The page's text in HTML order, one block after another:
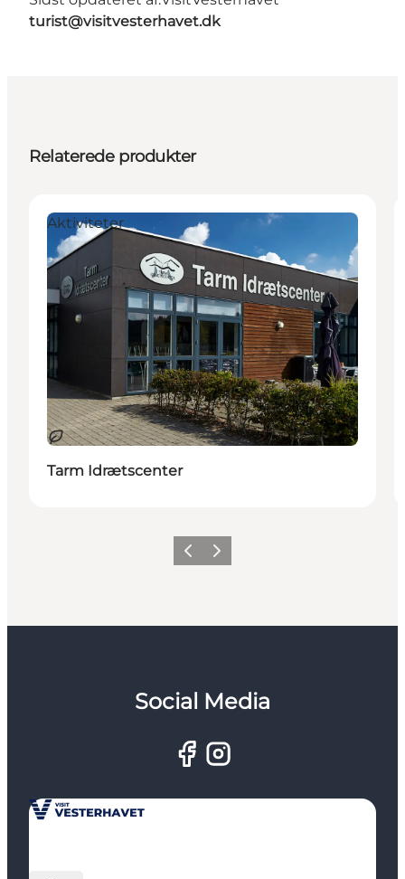
turist@visitvesterhavet.dk
Relaterede produkter
Bæredygtige oplevelser
Aktiviteter
Tarm Idrætscenter
ForrigeNæste
Social Media